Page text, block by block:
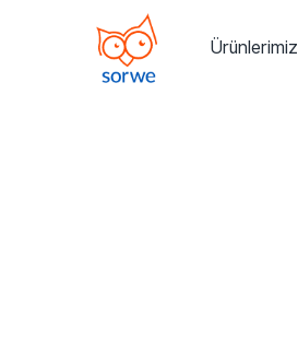
Ürünlerimiz